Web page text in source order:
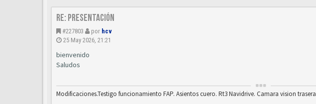
Re: Presentación
#227803 por hcv
25 May 2026, 21:21
bienvenido
Saludos
Modificaciones.Testigo funcionamiento FAP. Asientos cuero. Rt3 Navidrive. Camara vision trasera